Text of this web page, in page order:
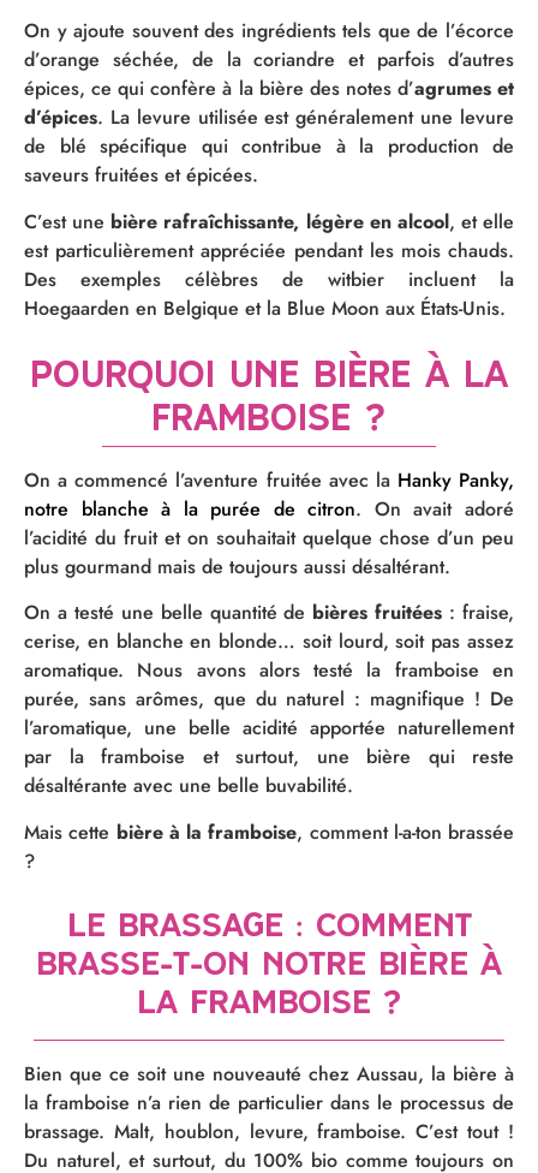
On y ajoute souvent des ingrédients tels que de l’écorce
d’orange séchée, de la coriandre et parfois d’autres
épices, ce qui confère à la bière des notes d’agrumes et
d’épices. La levure utilisée est généralement une levure
de blé spécifique qui contribue à la production de
saveurs fruitées et épicées.
C’est une bière rafraîchissante, légère en alcool, et elle
est particulièrement appréciée pendant les mois chauds.
Des exemples célèbres de witbier incluent la
Hoegaarden en Belgique et la Blue Moon aux États-Unis.
Pourquoi une bière à la
framboise ?
On a commencé l’aventure fruitée avec laHanky Panky,
notre blanche à la purée de citron. On avait adoré
l’acidité du fruit et on souhaitait quelque chose d’un peu
plus gourmand mais de toujours aussi désaltérant.
On a testé une belle quantité de bières fruitées : fraise,
cerise, en blanche en blonde… soit lourd, soit pas assez
aromatique. Nous avons alors testé la framboise en
purée, sans arômes, que du naturel : magnifique ! De
l’aromatique, une belle acidité apportée naturellement
par la framboise et surtout, une bière qui reste
désaltérante avec une belle buvabilité.
Mais cette bière à la framboise, comment l-a-ton brassée
?
Le brassage : comment
brasse-t-on notre bière à
la framboise ?
Bien que ce soit une nouveauté chez Aussau, la bière à
la framboise n’a rien de particulier dans le processus de
brassage. Malt, houblon, levure, framboise. C’est tout !
Du naturel, et surtout, du 100% bio comme toujours on